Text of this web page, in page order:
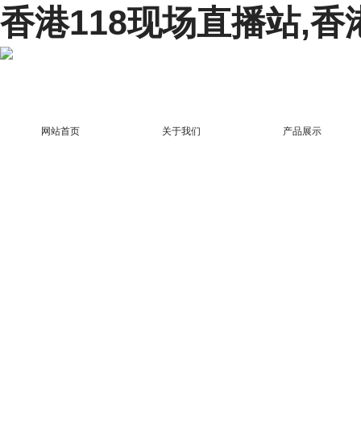
香港118现场直播站,香
网站首页 关于我们 产品展示